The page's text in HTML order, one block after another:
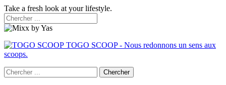
Take a fresh look at your lifestyle.
TOGO SCOOP - Nous redonnons un sens aux
scoops.